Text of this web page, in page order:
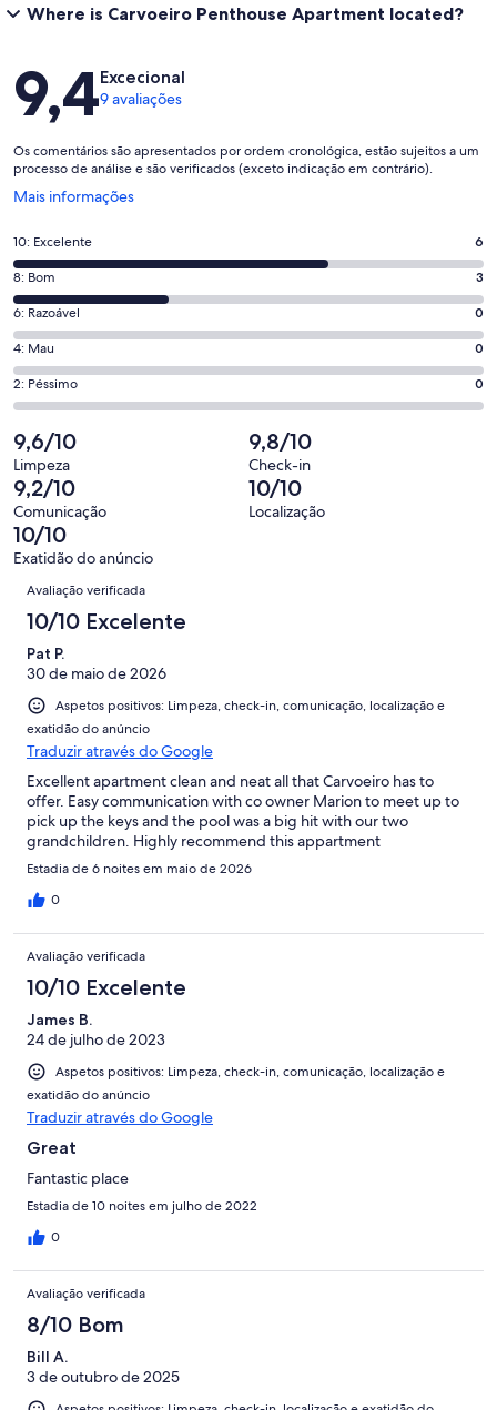
Where is Carvoeiro Penthouse Apartment located?
Avaliações
9,4Excecional
9 avaliações
Os comentários são apresentados por ordem cronológica, estão sujeitos a um
processo de análise e são verificados (exceto indicação em contrário).
Mais informações
Abre
nova
janela
Pontuação
de
10,
o
que
significa
“Excelente”.
6
de
9
avaliações.
10: Excelente 6
Pontuação
de
8,
o
que
significa
3
de
9
avaliações.
8: Bom 3
Pontuação
de
6,
o
que
significa
“Razoável”.
0
de
9
avaliações.
6: Razoável 0
Pontuação
de
4,
que
significa
“Mau”.
0
de
9
avaliações.
4: Mau 0
Pontuação
de
2,
o
que
significa
“Péssimo”.
0
avaliações.
2: Péssimo 0
9,6/10
Limpeza
9,8/10
Check-in
9,2/10
Comunicação
10/10
Localização
10/10
Exatidão do anúncio
Avaliações
Avaliação verificada
10/10 Excelente
Pat P.
30 de maio de 2026
Aspetos positivos: Limpeza, check-in, comunicação, localização e
exatidão do anúncio
Traduzir através do Google
Excellent apartment clean and neat all that Carvoeiro has to
offer. Easy communication with co owner Marion to meet up to
pick up the keys and the pool was a big hit with our two
grandchildren. Highly recommend this appartment
Estadia de 6 noites em maio de 2026
0
Avaliação verificada
10/10 Excelente
James B.
24 de julho de 2023
Aspetos positivos: Limpeza, check-in, comunicação, localização e
exatidão do anúncio
Traduzir através do Google
Great
Fantastic place
Estadia de 10 noites em julho de 2022
0
Avaliação verificada
8/10 Bom
Bill A.
3 de outubro de 2025